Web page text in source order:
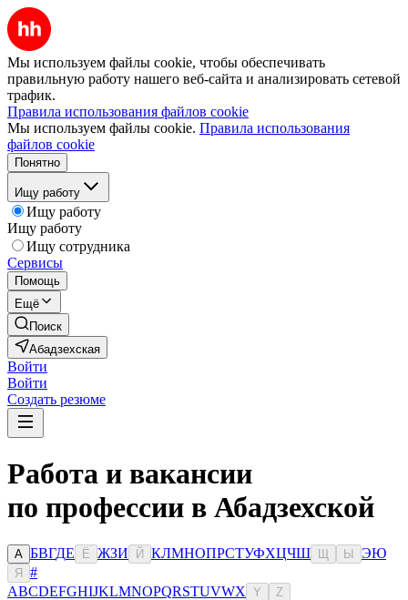
Мы используем файлы cookie, чтобы обеспечивать
правильную работу нашего веб-сайта и анализировать сетевой
трафик.
Правила использования файлов cookie
Мы используем файлы cookie. Правила использования
файлов cookie
Понятно
Ищу работу
Ищу работу
Ищу работу
Ищу сотрудника
Сервисы
Помощь
Ещё
Поиск
Абадзехская
Войти
Войти
Создать резюме
Работа и вакансии
по профессии в Абадзехской
А БВГДЕ Ё ЖЗИ Й КЛМНОПРСТУФХЦЧШ Ы ЭЮ
Я
#
ABCDEFGHIJKLMNOPQRSTUVWX Y Z